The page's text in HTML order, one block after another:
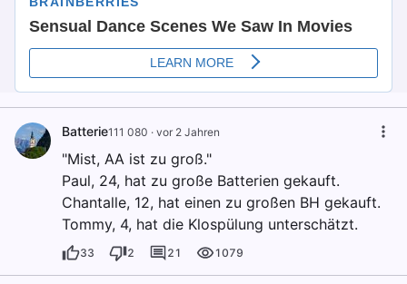
Batterie111 080 · vor 2 Jahren
"Mist, AA ist zu groß."
Paul, 24, hat zu große Batterien gekauft.
Chantalle, 12, hat einen zu großen BH gekauft.
Tommy, 4, hat die Klospülung unterschätzt.
33 2 21 1079